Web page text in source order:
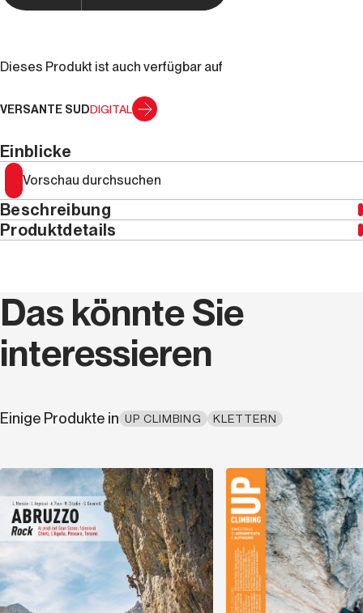
Dieses Produkt ist auch verfügbar auf
VERSANTE SUDDIGITAL
Einblicke
Vorschau durchsuchen
Beschreibung
Produktdetails
Seriencode
Sprache
Das könnte Sie
interessieren
Einige Produkte in UP CLIMBING KLETTERN
Entdecken